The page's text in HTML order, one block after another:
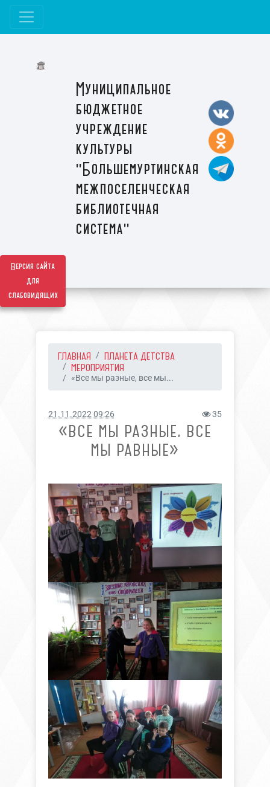
Версия сайта
для
слабовидящих
Муниципальное
бюджетное
учреждение
культуры
"Большемуртинская
межпоселенческая
библиотечная
система"
ГЛАВНАЯ
ПЛАНЕТА ДЕТСТВА
МЕРОПРИЯТИЯ
«Все мы разные, все мы...
21.11.2022 09:26 35
«ВСЕ МЫ РАЗНЫЕ, ВСЕ
МЫ РАВНЫЕ»